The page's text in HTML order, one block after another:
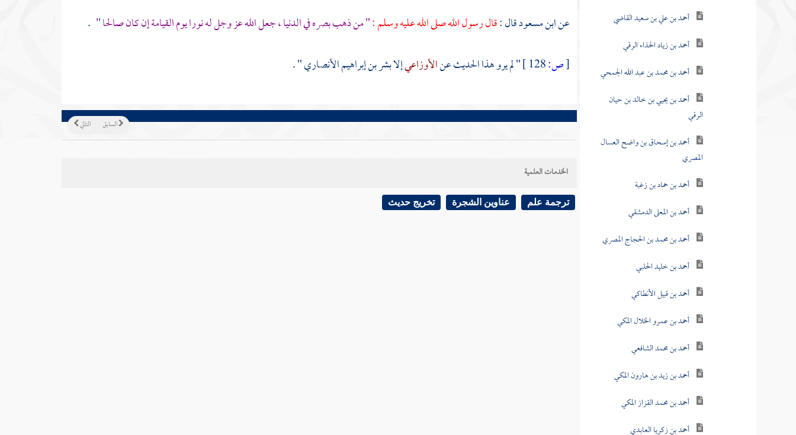
أحمد بن علي بن سعيد القاضي
أحمد بن زياد الحذاء الرقي
أحمد بن محمد بن عبد الله الجمحي
أحمد بن يحيي بن خالد بن حيان
الرقي
أحمد بن إسحاق بن واضح العسال
المصري
أحمد بن حماد بن زغبة
أحمد بن المعلى الدمشقي
أحمد بن محمد بن الحجاج المصري
أحمد بن خليد الحلبي
أحمد بن قبيل الأنطاكي
أحمد بن عمرو الخلال المكي
أحمد بن محمد الشافعي
أحمد بن زيد بن هارون المكي
أحمد بن محمد القزاز المكي
أحمد بن زكريا العابدي
عن ابن مسعود قال :قال رسول الله صلى الله عليه وسلم :" من ذهب بصره في الدنيا ، جعل الله عز وجل له نورا يوم القيامة إن كان صالحا " .
[ص: " لم يرو هذا الحديث عنالأوزاعيإلابشر بن إبراهيم الأنصاري" .
التالي السابق
الخدمات العلمية
ترجمة علم عناوين الشجرة تخريج حديث